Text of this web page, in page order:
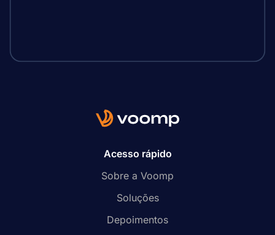
Acesso rápido
Sobre a Voomp
Soluções
Depoimentos